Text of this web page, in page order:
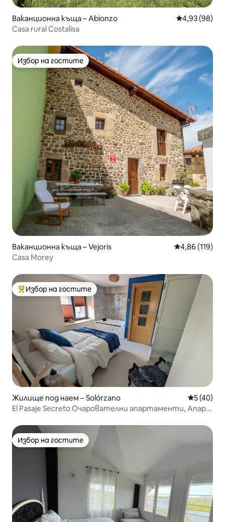
Ваканционна къща – Abionzo Средна
4,93 (98)
Casa rural Costalisa
Избор на гостите
Избор на гостите
Ваканционна къща – Vejoris Средна
4,86 (119)
Casa Morey
Най-популярен избор на гостите
Избор на гостите
Жилище под наем – Solórzano Средна
5 (40)
El Pasaje Secreto Очарователни апартаменти, Апар...
Избор на гостите
Избор на гостите